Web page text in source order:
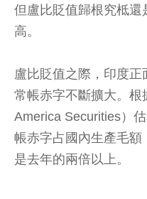
但盧比貶值歸根究柢
高。
盧比貶值之際，印度
常帳赤字不斷擴大。
America Securities）
帳赤字占國內生產毛額
是去年的兩倍以上。